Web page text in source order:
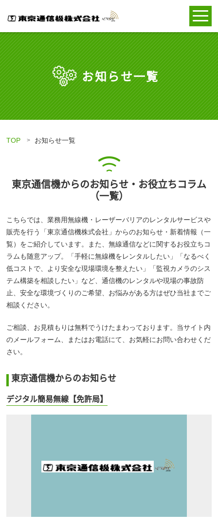
お知らせ一覧
TOP お知らせ一覧
東京通信機からのお知らせ・お役立ちコラム
（一覧）
こちらでは、業務用無線機・レーザーバリアのレンタルサービスや
販売を行う「東京通信機株式会社」からのお知らせ・新着情報（一
覧）をご紹介しています。また、無線通信などに関するお役立ちコ
ラムも随意アップ。「手軽に無線機をレンタルしたい」「なるべく
低コストで、より安全な現場環境を整えたい」「監視カメラのシス
テム構築を相談したい」など、通信機のレンタルや現場の事故防
止、安全な環境づくりのご希望、お悩みがある方はぜひ当社までご
相談ください。
ご相談、お見積もりは無料でうけたまわっております。当サイト内
のメールフォーム、またはお電話にて、お気軽にお問い合わせくだ
さい。
東京通信機からのお知らせ
デジタル簡易無線【免許局】